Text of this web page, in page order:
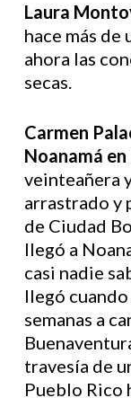
Laura
hace más de
ahora las
secas.
Carmen
Noanamá
veinteañera
arrastrado y
de Ciudad
llegó a
casi nadie
llegó cuando
semanas a
travesía de
Pueblo Rico